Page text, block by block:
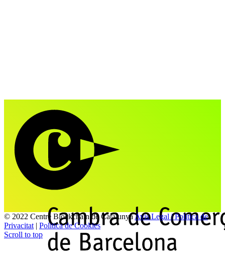
© 2022 Centre Blockchain de CatalunyaAvis Legal | Politica de
Privacitat | Politica de Cookies
Scroll to top